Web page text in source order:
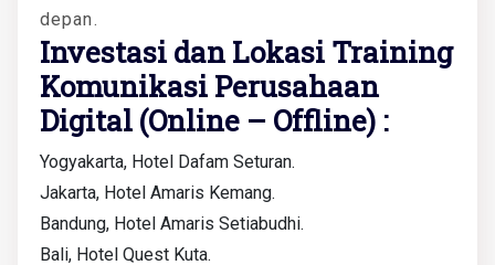
depan.
Investasi dan Lokasi Training
Komunikasi Perusahaan
Digital (Online – Offline) :
Yogyakarta, Hotel Dafam Seturan.
Jakarta, Hotel Amaris Kemang.
Bandung, Hotel Amaris Setiabudhi.
Bali, Hotel Quest Kuta.